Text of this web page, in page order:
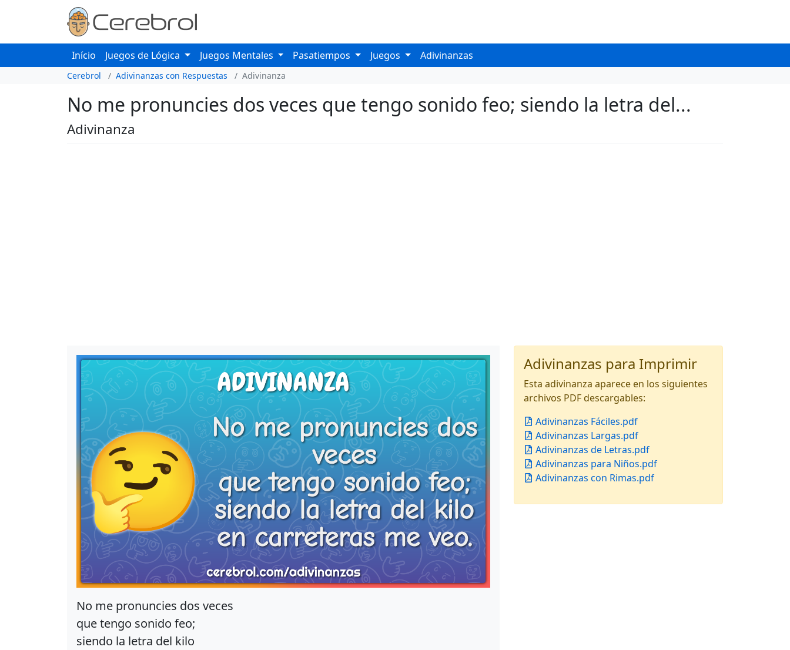
Início Juegos de Lógica Juegos Mentales Pasatiempos Juegos Adivinanzas
Cerebrol Adivinanzas con Respuestas Adivinanza
No me pronuncies dos veces que tengo sonido feo; siendo la letra del...
Adivinanza
No me pronuncies dos veces
que tengo sonido feo;
siendo la letra del kilo
Adivinanzas para Imprimir
Esta adivinanza aparece en los siguientes
archivos PDF descargables:
Adivinanzas Fáciles.pdf
Adivinanzas Largas.pdf
Adivinanzas de Letras.pdf
Adivinanzas para Niños.pdf
Adivinanzas con Rimas.pdf